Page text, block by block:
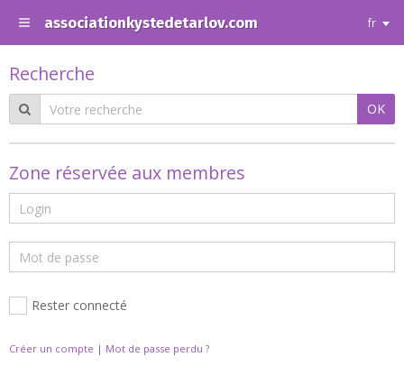
associationkystedetarlov.com fr
Recherche
OK
Zone réservée aux membres
Rester connecté
Créer un compte | Mot de passe perdu ?